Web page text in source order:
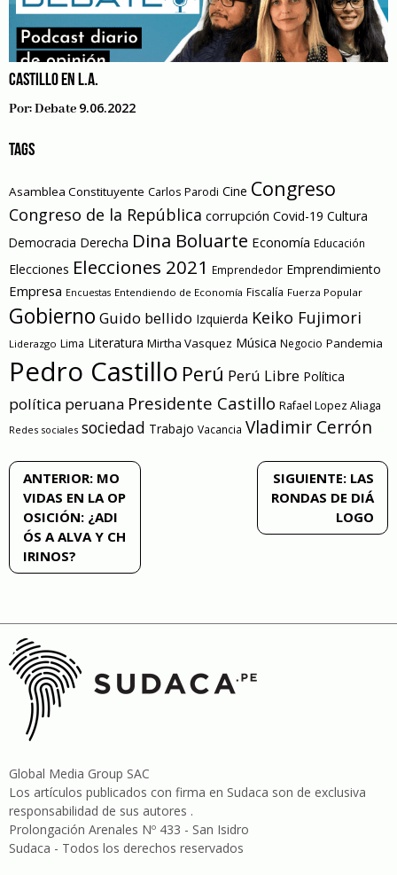
CASTILLO EN L.A.
Por:Debate 9.06.2022
TAGS
Asamblea Constituyente Carlos Parodi Cine Congreso
Congreso de la República corrupción Covid-19 Cultura
Democracia Derecha Dina Boluarte Economía Educación
Elecciones Elecciones 2021 Emprendedor Emprendimiento
Empresa Encuestas Entendiendo de Economía Fiscalía Fuerza Popular
Gobierno Guido bellido Izquierda Keiko Fujimori
Liderazgo Lima Literatura Mirtha Vasquez Música Negocio Pandemia
Pedro Castillo Perú Perú Libre Política
política peruana Presidente Castillo Rafael Lopez Aliaga
Redes sociales sociedad Trabajo Vacancia Vladimir Cerrón
Navegación
entradas
ANTERIOR: MO
VIDAS EN LA OP
OSICIÓN: ¿ADI
ÓS A ALVA Y CH
IRINOS?
SIGUIENTE: LAS
RONDAS DE DIÁ
LOGO
Global Media Group SAC
Los artículos publicados con firma en Sudaca son de exclusiva
responsabilidad de sus autores .
Prolongación Arenales Nº 433 - San Isidro
Sudaca - Todos los derechos reservados